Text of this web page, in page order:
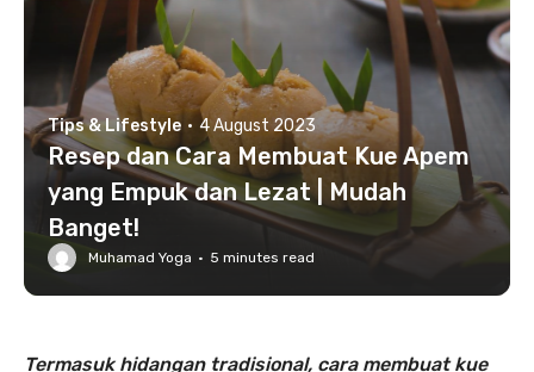
Tips & Lifestyle · 4 August 2023
Resep dan Cara Membuat Kue Apem
yang Empuk dan Lezat | Mudah
Banget!
Muhamad Yoga · 5 minutes read
Termasuk hidangan tradisional, cara membuat kue